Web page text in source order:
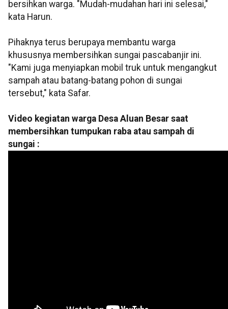
bersihkan warga. "Mudah-mudahan hari ini selesai,"
kata Harun.
Pihaknya terus berupaya membantu warga
khususnya membersihkan sungai pascabanjir ini.
"Kami juga menyiapkan mobil truk untuk mengangkut
sampah atau batang-batang pohon di sungai
tersebut," kata Safar.
Video kegiatan warga Desa Aluan Besar saat
membersihkan tumpukan raba atau sampah di
sungai :